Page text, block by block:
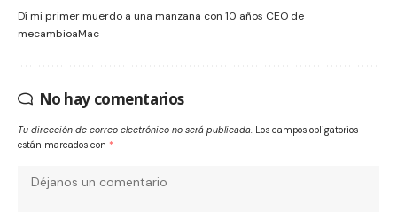
Dí mi primer muerdo a una manzana con 10 años CEO de
mecambioaMac
No hay comentarios
Tu dirección de correo electrónico no será publicada. Los campos obligatorios
están marcados con *